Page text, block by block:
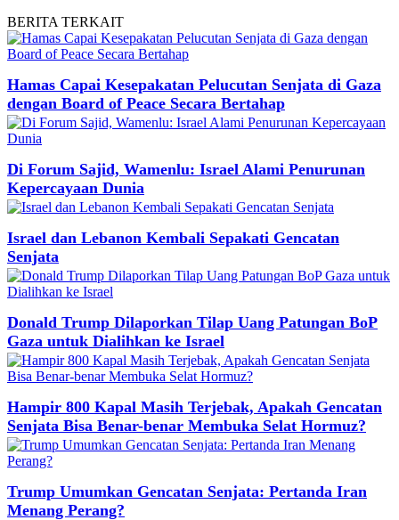
BERITA TERKAIT
Hamas Capai Kesepakatan Pelucutan Senjata di Gaza
dengan Board of Peace Secara Bertahap
Di Forum Sajid, Wamenlu: Israel Alami Penurunan
Kepercayaan Dunia
Israel dan Lebanon Kembali Sepakati Gencatan
Senjata
Donald Trump Dilaporkan Tilap Uang Patungan BoP
Gaza untuk Dialihkan ke Israel
Hampir 800 Kapal Masih Terjebak, Apakah Gencatan
Senjata Bisa Benar-benar Membuka Selat Hormuz?
Trump Umumkan Gencatan Senjata: Pertanda Iran
Menang Perang?